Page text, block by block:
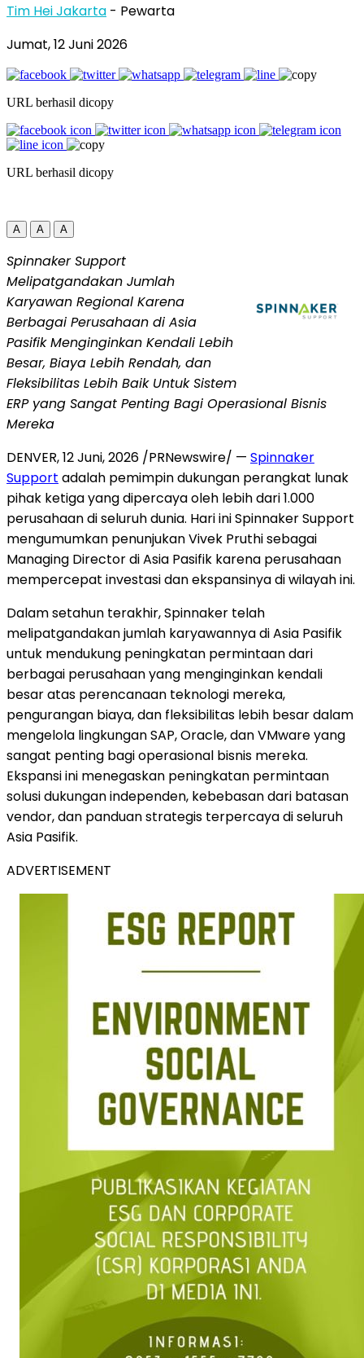
Tim Hei Jakarta - Pewarta
Jumat, 12 Juni 2026
URL berhasil dicopy
URL berhasil dicopy
A A A
Spinnaker Support
Melipatgandakan Jumlah
Karyawan Regional Karena
Berbagai Perusahaan di Asia
Pasifik Menginginkan Kendali Lebih
Besar, Biaya Lebih Rendah, dan
Fleksibilitas Lebih Baik Untuk Sistem
ERP yang Sangat Penting Bagi Operasional Bisnis
Mereka
DENVER,12 Juni, 2026 /PRNewswire/ — Spinnaker
Support adalah pemimpin dukungan perangkat lunak
pihak ketiga yang dipercaya oleh lebih dari 1.000
perusahaan di seluruh dunia. Hari ini Spinnaker Support
mengumumkan penunjukan Vivek Pruthi sebagai
Managing Director di Asia Pasifik karena perusahaan
mempercepat investasi dan ekspansinya di wilayah ini.
Dalam setahun terakhir, Spinnaker telah
melipatgandakan jumlah karyawannya di Asia Pasifik
untuk mendukung peningkatan permintaan dari
berbagai perusahaan yang menginginkan kendali
besar atas perencanaan teknologi mereka,
pengurangan biaya, dan fleksibilitas lebih besar dalam
mengelola lingkungan SAP, Oracle, dan VMware yang
sangat penting bagi operasional bisnis mereka.
Ekspansi ini menegaskan peningkatan permintaan
solusi dukungan independen, kebebasan dari batasan
vendor, dan panduan strategis terpercaya di seluruh
Asia Pasifik.
ADVERTISEMENT